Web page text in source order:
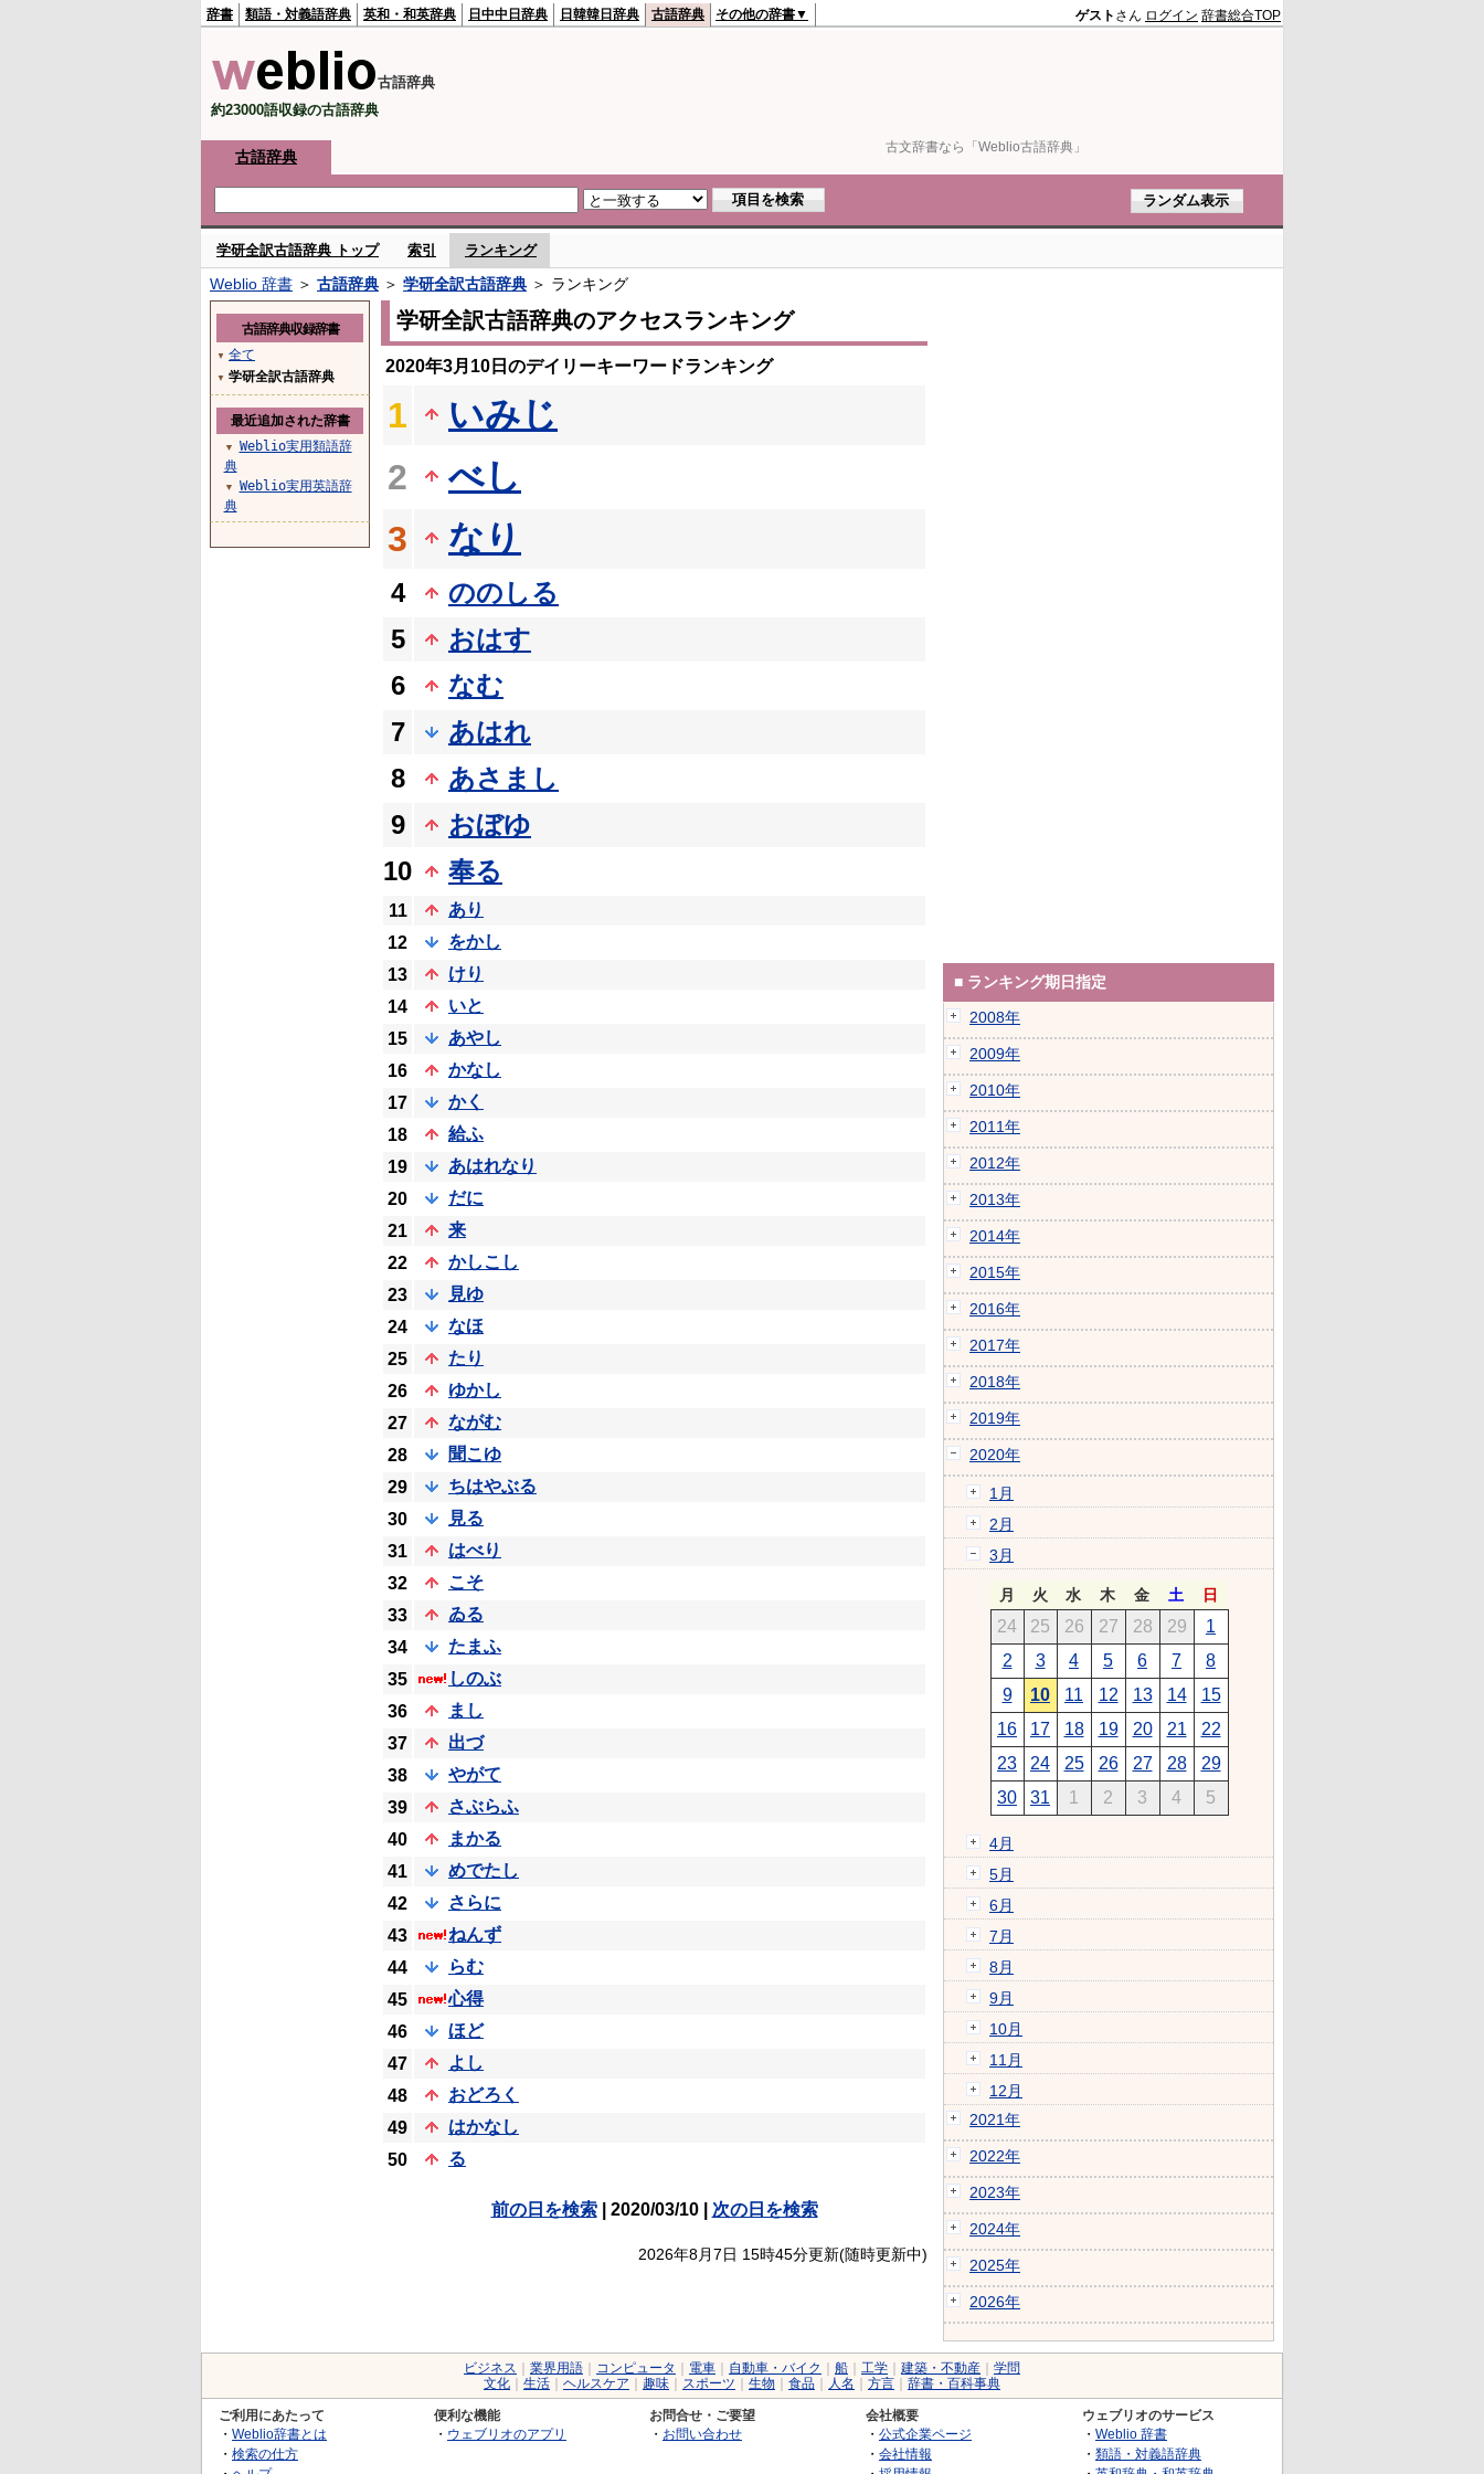
古文辞書なら「Weblio古語辞典」
辞書 類語・対義語辞典 英和・和英辞典 日中中日辞典 日韓韓日辞典 古語辞典 その他の辞書▼ ゲスト さん ログイン 辞書総合TOP
古語辞典
約23000語収録の古語辞典
古語辞典
学研全訳古語辞典 トップ 索引 ランキング
Weblio 辞書 ＞ 古語辞典 ＞ 学研全訳古語辞典 ＞ ランキング
学研全訳古語辞典のアクセスランキング
2020年3月10日のデイリーキーワードランキング
1
いみじ
2
べし
3
なり
4
ののしる
5
おはす
6
なむ
7
あはれ
8
あさまし
9
おぼゆ
10
奉る
11
あり
12
をかし
13
けり
14
いと
15
あやし
16
かなし
17
かく
18
給ふ
19
あはれなり
20
だに
21
来
22
かしこし
23
見ゆ
24
なほ
25
たり
26
ゆかし
27
ながむ
28
聞こゆ
29
ちはやぶる
30
見る
31
はべり
32
こそ
33
ゐる
34
たまふ
35
しのぶ
36
まし
37
出づ
38
やがて
39
さぶらふ
40
まかる
41
めでたし
42
さらに
43
ねんず
44
らむ
45
心得
46
ほど
47
よし
48
おどろく
49
はかなし
50
る
前の日を検索| 2020/03/10 | 次の日を検索
2026年8月7日 15時45分更新(随時更新中)
古語辞典収録辞書
▼ 全て
▼ 学研全訳古語辞典
最近追加された辞書
▼
Weblio実用類語辞
典
▼
Weblio実用英語辞
典
■ ランキング期日指定
2008年
2009年
2010年
2011年
2012年
2013年
2014年
2015年
2016年
2017年
2018年
2019年
2020年
1月
2月
3月
月 火 水 木 金 土 日
24 25 26 27 28 29
1
2
3 4 5 6 7
8
9
10 11 12 13 14
15
16
17 18 19 20 21
22
23
24 25 26 27 28
29
30
31 1 2 3 4 5
4月
5月
6月
7月
8月
9月
10月
11月
12月
2021年
2022年
2023年
2024年
2025年
2026年
ビジネス 業界用語 コンピュータ 電車 自動車・バイク 船 工学 建築・不動産
学問
文化
生活 ヘルスケア 趣味 スポーツ 生物 食品 人名 方言 辞書・百科事典
ご利用にあたって
・ Weblio辞書とは
・ 検索の仕方
便利な機能
・ ウェブリオのアプリ
お問合せ・ご要望
・ お問い合わせ
会社概要
・ 公式企業ページ
・ 会社情報
ウェブリオのサービス
・ Weblio 辞書
・ 類語・対義語辞典